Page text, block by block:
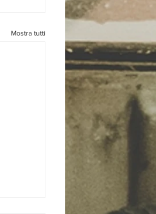
Mostra tutti